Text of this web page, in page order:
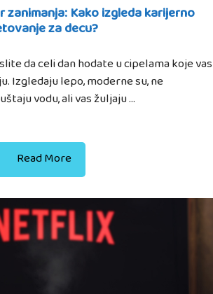
zanimanja: Kako izgleda karijerno
za decu?
da celi dan hodate u cipelama koje vas
Izgledaju lepo, moderne su, ne
vodu, ali vas žuljaju …
Read More